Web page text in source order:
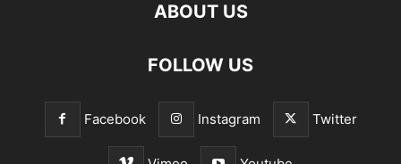
ABOUT US
FOLLOW US
Facebook Instagram Twitter